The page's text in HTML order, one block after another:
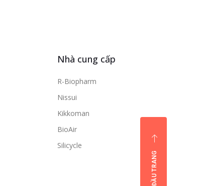
Nhà cung cấp
R-Biopharm
Nissui
Kikkoman
BioAir
Silicycle
ĐẦU TRANG